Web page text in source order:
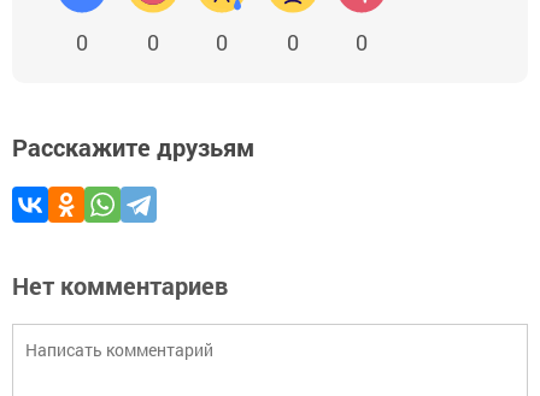
0 0 0 0 0
Расскажите друзьям
Нет комментариев